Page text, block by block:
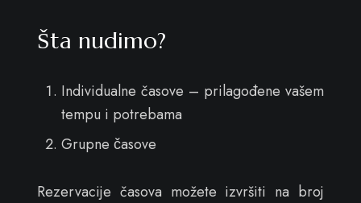
Šta nudimo?
Individualne časove – prilagođene vašem
tempu i potrebama
Grupne časove
Rezervacije časova možete izvršiti na broj